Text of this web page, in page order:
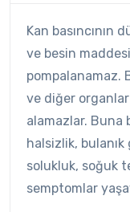
Kan basıncının
ve besin
pompalanamaz.
ve diğer
alamazlar. Buna
halsizlik, bulanık
solukluk, soğuk
semptomlar